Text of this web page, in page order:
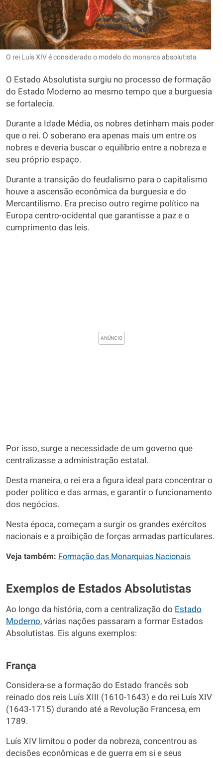
O rei Luís XIV é considerado o modelo do monarca absolutista
O Estado Absolutista surgiu no processo de formação
do Estado Moderno ao mesmo tempo que a burguesia
se fortalecia.
Durante a Idade Média, os nobres detinham mais poder
que o rei. O soberano era apenas mais um entre os
nobres e deveria buscar o equilíbrio entre a nobreza e
seu próprio espaço.
Durante a transição do feudalismo para o capitalismo
houve a ascensão econômica da burguesia e do
Mercantilismo. Era preciso outro regime político na
Europa centro-ocidental que garantisse a paz e o
cumprimento das leis.
Por isso, surge a necessidade de um governo que
centralizasse a administração estatal.
Desta maneira, o rei era a figura ideal para concentrar o
poder político e das armas, e garantir o funcionamento
dos negócios.
Nesta época, começam a surgir os grandes exércitos
nacionais e a proibição de forças armadas particulares.
Veja também: Formação das Monarquias Nacionais
Exemplos de Estados Absolutistas
Ao longo da história, com a centralização do Estado
Moderno, várias nações passaram a formar Estados
Absolutistas. Eis alguns exemplos:
França
Considera-se a formação do Estado francês sob
reinado dos reis Luís XIII (1610-1643) e do rei Luís XIV
(1643-1715) durando até a Revolução Francesa, em
1789.
Luís XIV limitou o poder da nobreza, concentrou as
decisões econômicas e de guerra em si e seus